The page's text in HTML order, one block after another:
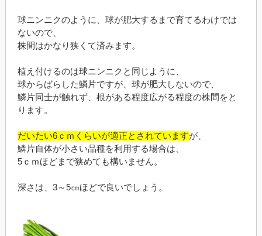
球ニンニクのように、球が肥大するまで育てるわけでは
ないので、
株間はかなり狭くて済みます。
植え付けるのは球ニンニクと同じように、
球からばらした鱗片ですが、球が肥大しないので、
鱗片同士が触れず、根がある程度広がる程度の株間をと
ります。
だいたい6ｃｍくらいが適正とされていますが、
鱗片自体が小さい品種を利用する場合は、
5ｃｍほどまで狭めても構いません。
深さは、3～5㎝ほどで良いでしょう。